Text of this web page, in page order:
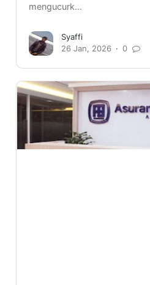
mengucurk…
Syaffi
26 Jan, 2026
0